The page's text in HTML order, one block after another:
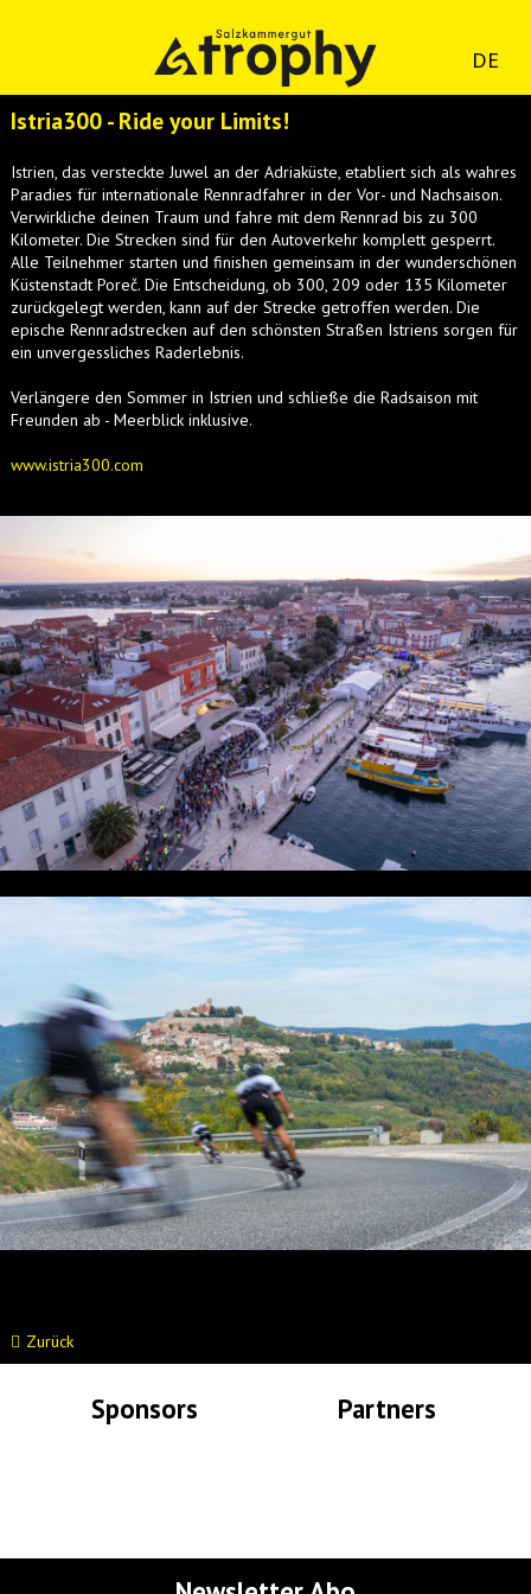
DE
Istria300 - Ride your Limits!
Istrien, das versteckte Juwel an der Adriaküste, etabliert sich als wahres
Paradies für internationale Rennradfahrer in der Vor- und Nachsaison.
Verwirkliche deinen Traum und fahre mit dem Rennrad bis zu 300
Kilometer. Die Strecken sind für den Autoverkehr komplett gesperrt.
Alle Teilnehmer starten und finishen gemeinsam in der wunderschönen
Küstenstadt Poreč. Die Entscheidung, ob 300, 209 oder 135 Kilometer
zurückgelegt werden, kann auf der Strecke getroffen werden. Die
epische Rennradstrecken auf den schönsten Straßen Istriens sorgen für
ein unvergessliches Raderlebnis.
Verlängere den Sommer in Istrien und schließe die Radsaison mit
Freunden ab - Meerblick inklusive.
www.istria300.com
Zurück
Sponsors Partners